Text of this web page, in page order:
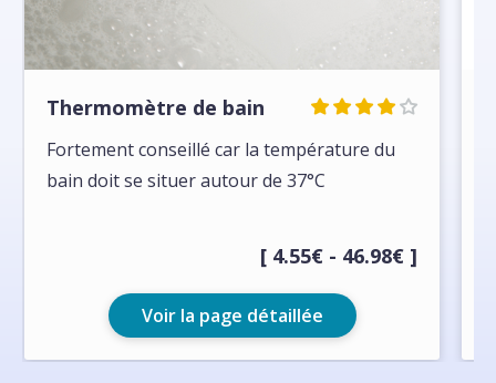
Thermomètre de bain
Fortement conseillé car la température du
bain doit se situer autour de 37°C
[ 4.55€ - 46.98€ ]
Voir la page détaillée